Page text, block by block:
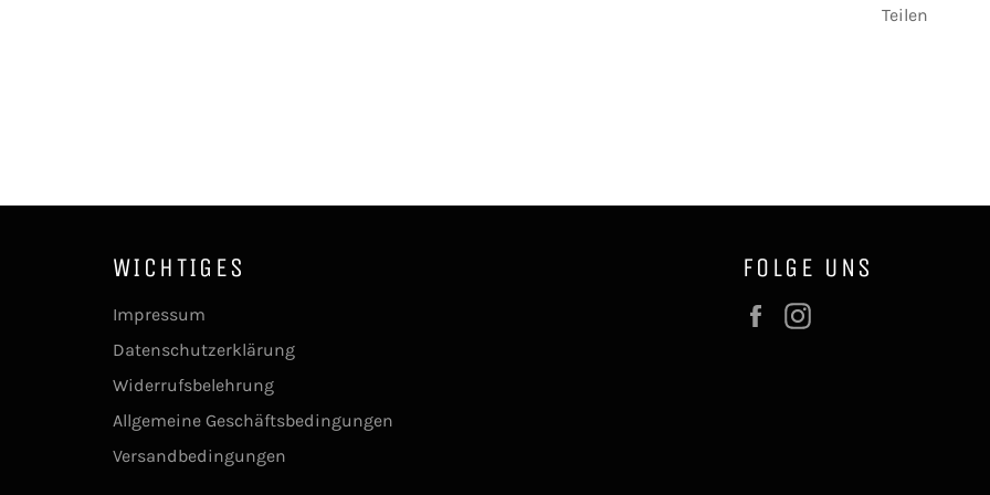
Teilen
WICHTIGES
Impressum
Datenschutzerklärung
Widerrufsbelehrung
Allgemeine Geschäftsbedingungen
Versandbedingungen
FOLGE UNS
Facebook